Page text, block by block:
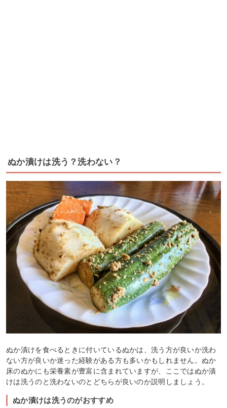
ぬか漬けは洗う？洗わない？
ぬか漬けを食べるときに付いているぬかは、洗う方が良いか洗わ
ない方が良いか迷った経験がある方も多いかもしれません。ぬか
床のぬかにも栄養素が豊富に含まれていますが、ここではぬか漬
けは洗うのと洗わないのとどちらが良いのか説明しましょう。
ぬか漬けは洗うのがおすすめ